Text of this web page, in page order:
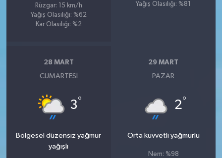
Rüzgar: 15 km/h
Yağış Olasılığı: %62
Kar Olasılığı: %2
Yağış Olasılığı: %81
28 MART
CUMARTESI
3°
Bölgesel düzensiz yağmur
yağışlı
29 MART
PAZAR
2°
Orta kuvvetli yağmurlu
Nem: %98